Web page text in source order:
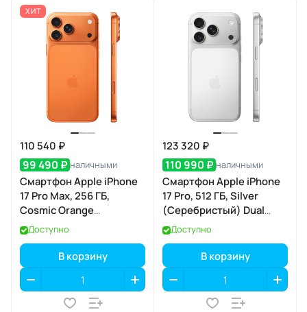
ХИТ
110 540 ₽
99 490 ₽ наличными
Смартфон Apple iPhone
17 Pro Max, 256 ГБ,
Cosmic Orange
(Космический
оранжевый) Dual eSIM
Доступно
В корзину
123 320 ₽
110 990 ₽ наличными
Смартфон Apple iPhone
17 Pro, 512 ГБ, Silver
(Серебристый) Dual
eSIM
Доступно
В корзину